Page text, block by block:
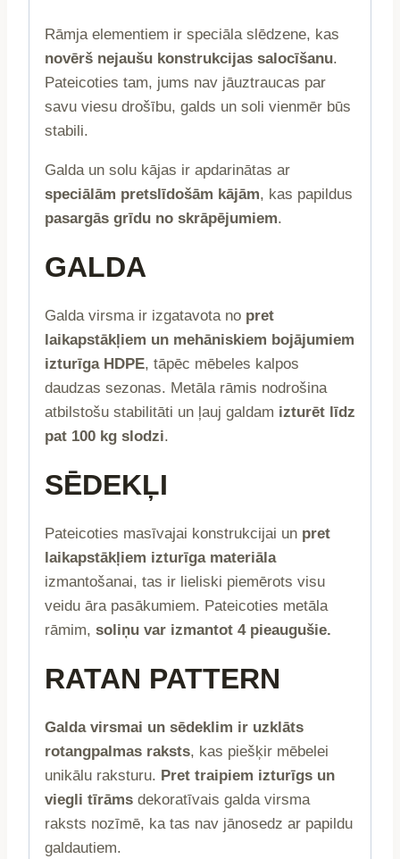
Rāmja elementiem ir speciāla slēdzene, kas
novērš nejaušu konstrukcijas salocīšanu.
Pateicoties tam, jums nav jāuztraucas par
savu viesu drošību, galds un soli vienmēr būs
stabili.
Galda un solu kājas ir apdarinātas ar
speciālām pretslīdošām kājām, kas papildus
pasargās grīdu no skrāpējumiem.
GALDA
Galda virsma ir izgatavota no pret
laikapstākļiem un mehāniskiem bojājumiem
izturīga HDPE, tāpēc mēbeles kalpos
daudzas sezonas. Metāla rāmis nodrošina
atbilstošu stabilitāti un ļauj galdam izturēt līdz
pat 100 kg slodzi.
SĒDEKĻI
Pateicoties masīvajai konstrukcijai un pret
laikapstākļiem izturīga materiāla
izmantošanai, tas ir lieliski piemērots visu
veidu āra pasākumiem. Pateicoties metāla
rāmim, soliņu var izmantot 4 pieaugušie.
RATAN PATTERN
Galda virsmai un sēdeklim ir uzklāts
rotangpalmas raksts, kas piešķir mēbelei
unikālu raksturu. Pret traipiem izturīgs un
viegli tīrāms dekoratīvais galda virsma
raksts nozīmē, ka tas nav jānosedz ar papildu
galdautiem.